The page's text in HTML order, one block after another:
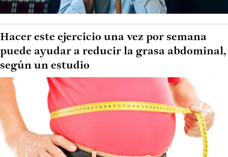
Hacer este ejercicio una vez por semana
puede ayudar a reducir la grasa abdominal,
según un estudio